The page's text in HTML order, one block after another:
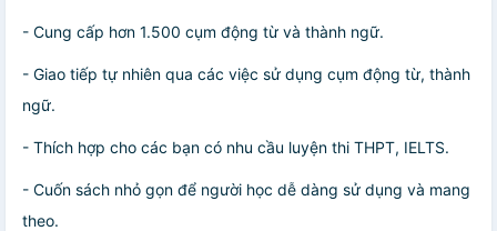
- Cung cấp hơn 1.500 cụm động từ và thành ngữ.
- Giao tiếp tự nhiên qua các việc sử dụng cụm động từ, thành
ngữ.
- Thích hợp cho các bạn có nhu cầu luyện thi THPT, IELTS.
- Cuốn sách nhỏ gọn để người học dễ dàng sử dụng và mang
theo.